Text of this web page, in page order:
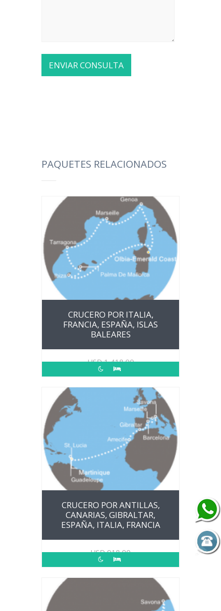
PAQUETES RELACIONADOS
CRUCERO POR ITALIA,
FRANCIA, ESPAÑA, ISLAS
BALEARES
USD1,418.00
CRUCERO POR ANTILLAS,
CANARIAS, GIBRALTAR,
ESPAÑA, ITALIA, FRANCIA
USD918.00